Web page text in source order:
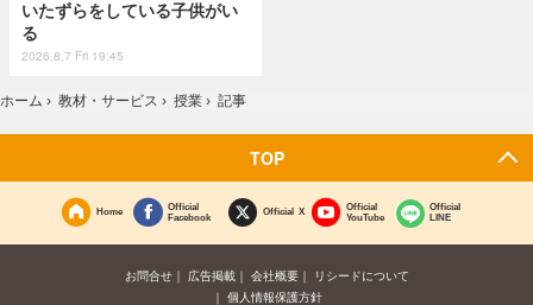
いたずらをしている子供がい
る
2026.8.7 Fri 19:45
ホーム › 教材・サービス › 授業 › 記事
TOP
Home
Official
Facebook
Official X
Official
YouTube
Official
LINE
お問合せ 広告掲載 会社概要
リシードについて
個人情報保護方針